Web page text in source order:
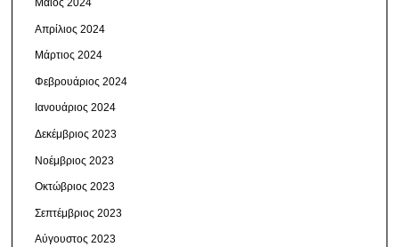
Μάιος 2024
Απρίλιος 2024
Μάρτιος 2024
Φεβρουάριος 2024
Ιανουάριος 2024
Δεκέμβριος 2023
Νοέμβριος 2023
Οκτώβριος 2023
Σεπτέμβριος 2023
Αύγουστος 2023